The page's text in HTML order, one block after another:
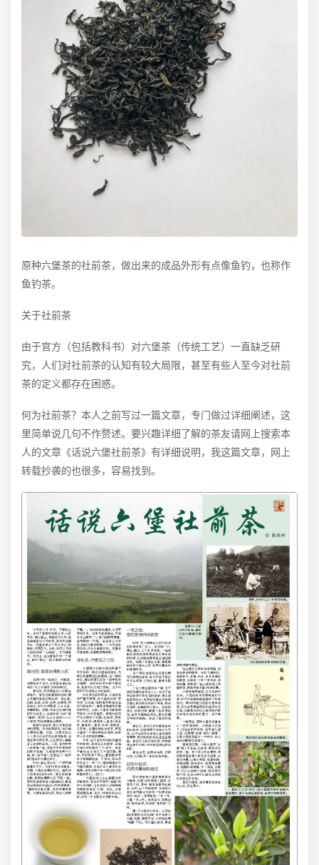
原种六堡茶的社前茶，做出来的成品外形有点像鱼钓，也称作
鱼钓茶。
关于社前茶
由于官方（包括教科书）对六堡茶（传统工艺）一直缺乏研
究，人们对社前茶的认知有较大局限，甚至有些人至今对社前
茶的定义都存在困惑。
何为社前茶？本人之前写过一篇文章，专门做过详细阐述，这
里简单说几句不作赘述。要兴趣详细了解的茶友请网上搜索本
人的文章《话说六堡社前茶》有详细说明，我这篇文章，网上
转载抄袭的也很多，容易找到。